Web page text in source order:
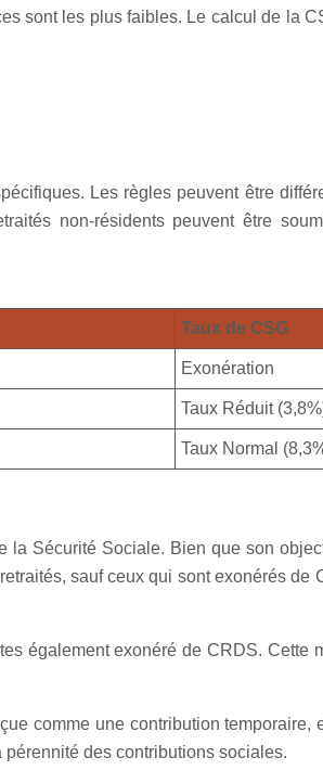
sont les plus faibles. Le calcul de la
Les règles peuvent être
non-résidents peuvent être
Taux de CSG
Exonération
Taux Réduit
Taux Normal
Sécurité Sociale. Bien que son
sauf ceux qui sont exonérés de
également exonéré de CRDS. Cette
comme une contribution temporaire,
des contributions sociales.